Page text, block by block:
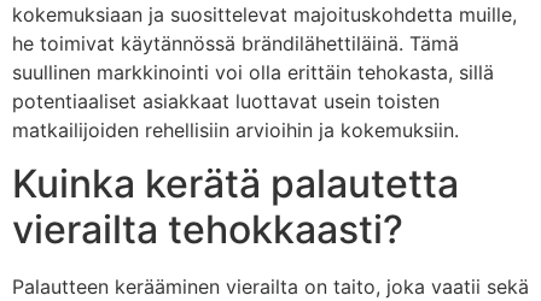
kokemuksiaan ja suosittelevat majoituskohdetta muille,
he toimivat käytännössä brändilähettiläinä. Tämä
suullinen markkinointi voi olla erittäin tehokasta, sillä
potentiaaliset asiakkaat luottavat usein toisten
matkailijoiden rehellisiin arvioihin ja kokemuksiin.
Kuinka kerätä palautetta
vierailta tehokkaasti?
Palautteen kerääminen vierailta on taito, joka vaatii sekä